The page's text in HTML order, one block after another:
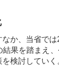
か、当省では
果を踏まえ
検討していく